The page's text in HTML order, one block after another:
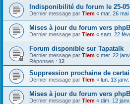
Indisponibilité du forum le 25-
Dernier message par Tlem « mar. 26
Mises à jour du forum vers
Dernier message par Tlem « sam. 22
Forum disponible sur Tapatalk
Dernier message par Tlem « mer. 22
Réponses : 12
Suppression prochaine de
Dernier message par Tlem « lun. 13
Mises à jour du forum vers
Dernier message par Tlem « dim. 12